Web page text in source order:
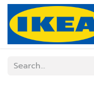
Skip to Content